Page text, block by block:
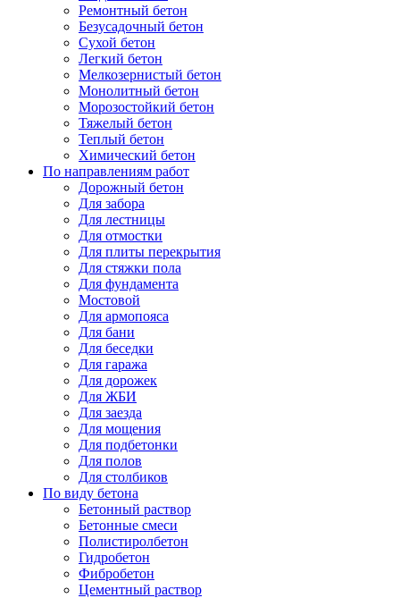
Ремонтный бетон
Безусадочный бетон
Сухой бетон
Легкий бетон
Мелкозернистый бетон
Монолитный бетон
Морозостойкий бетон
Тяжелый бетон
Теплый бетон
Химический бетон
По направлениям работ
Дорожный бетон
Для забора
Для лестницы
Для отмостки
Для плиты перекрытия
Для стяжки пола
Для фундамента
Мостовой
Для армопояса
Для бани
Для беседки
Для гаража
Для дорожек
Для ЖБИ
Для заезда
Для мощения
Для подбетонки
Для полов
Для столбиков
По виду бетона
Бетонный раствор
Бетонные смеси
Полистиролбетон
Гидробетон
Фибробетон
Цементный раствор